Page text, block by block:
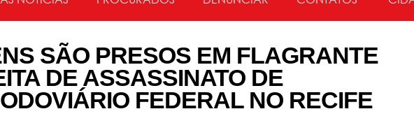
SÃO PRESOS EM FLAGRANTE
DE ASSASSINATO DE
FEDERAL NO RECIFE